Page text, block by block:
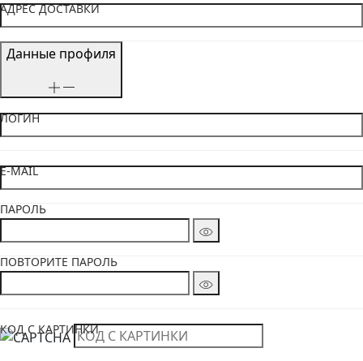
АДРЕС ДОСТАВКИ
Данные профиля
ЛОГИН
E-MAIL
ПАРОЛЬ
ПОВТОРИТЕ ПАРОЛЬ
КОД С КАРТИНКИ